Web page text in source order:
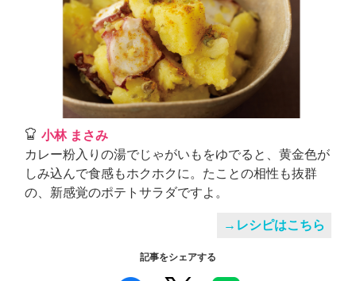
小林 まさみ
カレー粉入りの湯でじゃがいもをゆでると、黄金色が
しみ込んで食感もホクホクに。たことの相性も抜群
の、新感覚のポテトサラダですよ。
→レシピはこちら
記事をシェアする